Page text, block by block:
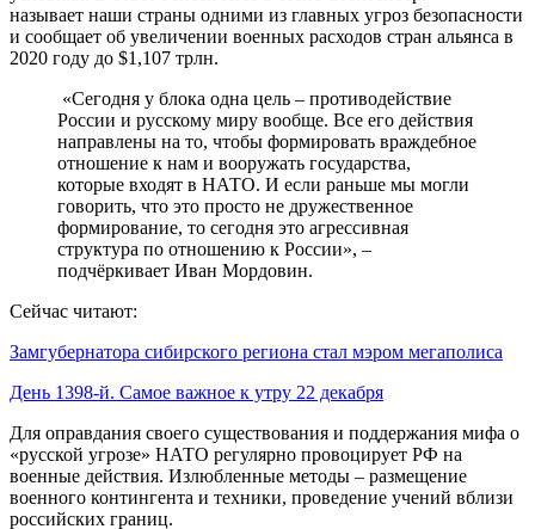
называет наши страны одними из главных угроз безопасности
и сообщает об увеличении военных расходов стран альянса в
2020 году до $1,107 трлн.
«Сегодня у блока одна цель – противодействие
России и русскому миру вообще. Все его действия
направлены на то, чтобы формировать враждебное
отношение к нам и вооружать государства,
которые входят в НАТО. И если раньше мы могли
говорить, что это просто не дружественное
формирование, то сегодня это агрессивная
структура по отношению к России», –
подчёркивает Иван Мордовин.
Сейчас читают:
Замгубернатора сибирского региона стал мэром мегаполиса
День 1398-й. Самое важное к утру 22 декабря
Для оправдания своего существования и поддержания мифа о
«русской угрозе» НАТО регулярно провоцирует РФ на
военные действия. Излюбленные методы – размещение
военного контингента и техники, проведение учений вблизи
российских границ.